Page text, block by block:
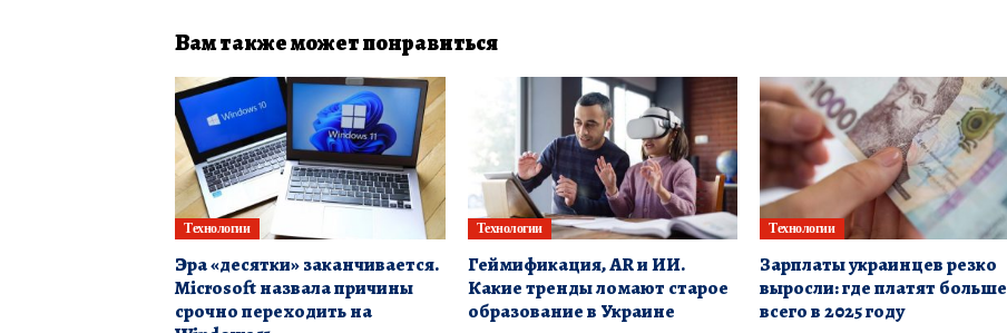
Вам также может понравиться
Технологии
Эра «десятки» заканчивается.
Microsoft назвала причины
срочно переходить на
Технологии
Геймификация, AR и ИИ.
Какие тренды ломают старое
образование в Украине
Технологии
Зарплаты украинцев резко
выросли: где платят больше
всего в 2025 году